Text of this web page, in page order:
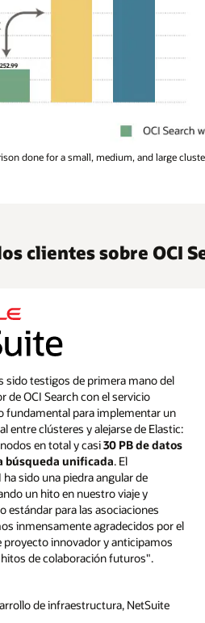
done for a small, medium, and large
clientes sobre OCI
sido testigos de primera mano del
de OCI Search con el servicio
fundamental para implementar un
entre clústeres y alejarse de Elastic:
en total y casi30 PB de datos
búsqueda unificada. El
sido una piedra angular de
un hito en nuestro viaje y
estándar para las asociaciones
inmensamente agradecidos por el
proyecto innovador y anticipamos
de colaboración futuros".
de infraestructura, NetSuite